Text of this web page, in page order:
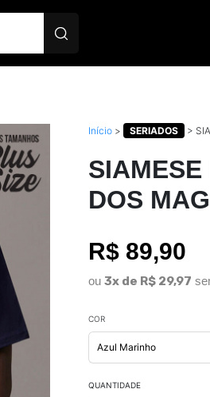
Início > SERIADOS >
DOS
R$ 89,90
ou 3x de R$ 29,97
COR
QUANTIDADE